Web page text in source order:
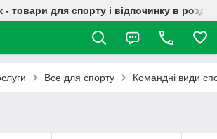
товари для спорту і відпочинку в
Все для спорту Командні види